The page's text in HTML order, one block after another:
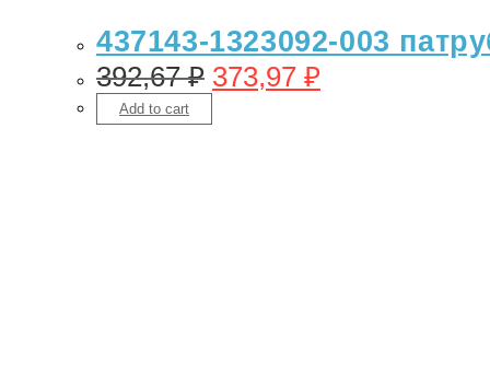
437143-1323092-003
392,67₽ 373,97 ₽
Add to cart